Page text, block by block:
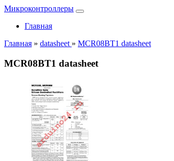
Микроконтроллеры
Главная
Главная » datasheet » MCR08BT1 datasheet
MCR08BT1 datasheet